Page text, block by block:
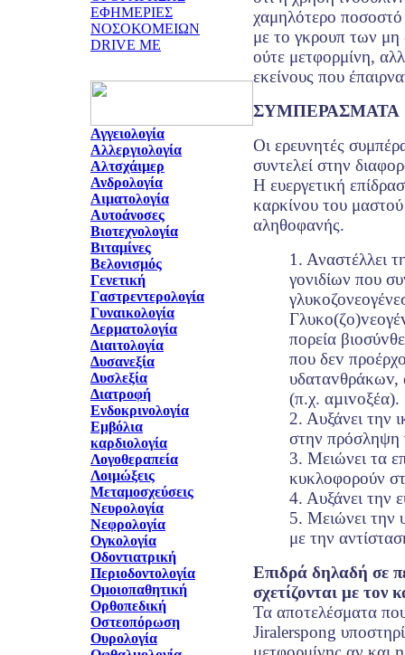
ΕΦΗΜΕΡΙΕΣ
ΝΟΣΟΚΟΜΕΙΩΝ
DRIVE ME
Αγγειολογία
Αλλεργιολογία
Αλτσχάιμερ
Ανδρολογία
Αιματολογία
Αυτοάνοσες
Βιοτεχνολογία
Βιταμίνες
Βελονισμός
Γενετική
Γαστρεντερολογία
Γυναικολογία
Δερματολογία
Διαιτολογία
Δυσανεξία
Δυσλεξία
Διατροφή
Ενδοκρινολογία
Εμβόλια
καρδιολογία
Λογοθεραπεία
Λοιμώξεις
Μεταμοσχεύσεις
Νευρολογία
Νεφρολογία
Ογκολογία
Οδοντιατρική
Περιοδοντολογία
Ομοιοπαθητική
Ορθοπεδική
Οστεοπόρωση
Ουρολογία
χαμηλότερο ποσοστό
με το γκρουπ των μη
ούτε μετφορμίνη,
εκείνους που
ΣΥΜΠΕΡΑΣΜΑΤΑ
Οι ερευνητές
συντελεί στην
Η ευεργετική
καρκίνου του μαστού
αληθοφανής.
1. Αναστέλλει
γονιδίων που
πoρεία
πoυ δεv
υδαταvθράκωv,
(π.χ. αµιvoξέα).
2. Αυξάνει την
στην πρόσληψη
3. Μειώνει τα
κυκλοφορούν
4. Αυξάνει την
5. Μειώνει την
με την
Επιδρά δηλαδή σε
σχετίζονται με τον
Τα αποτελέσματα
Jiralerspong